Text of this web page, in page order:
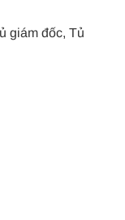
giám đốc, Tủ